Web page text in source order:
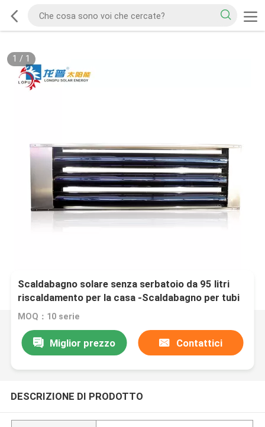
1 / 1
Scaldabagno solare senza serbatoio da 95 litri
riscaldamento per la casa -Scaldabagno per tubi
a scarico da energia solare
MOQ：10 serie
Miglior prezzo Contattici
DESCRIZIONE DI PRODOTTO